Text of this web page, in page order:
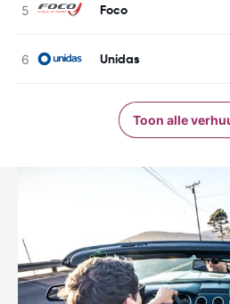
Foco
Unidas
Toon alle